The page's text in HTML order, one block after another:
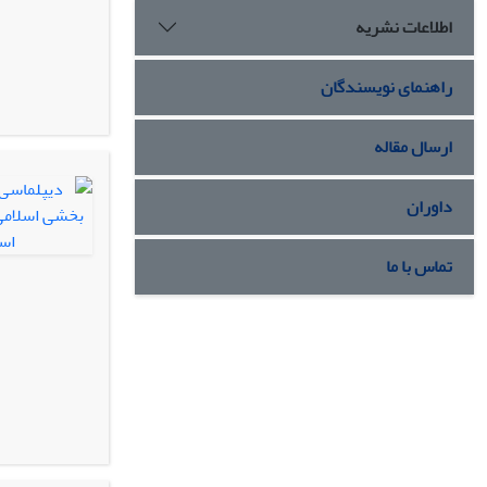
اطلاعات نشریه
راهنمای نویسندگان
ارسال مقاله
داوران
تماس با ما